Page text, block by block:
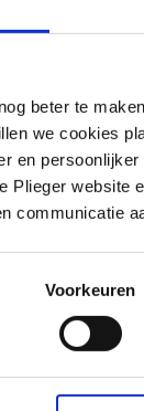
beter te
we cookies
en
Plieger
communicatie
Voorkeuren